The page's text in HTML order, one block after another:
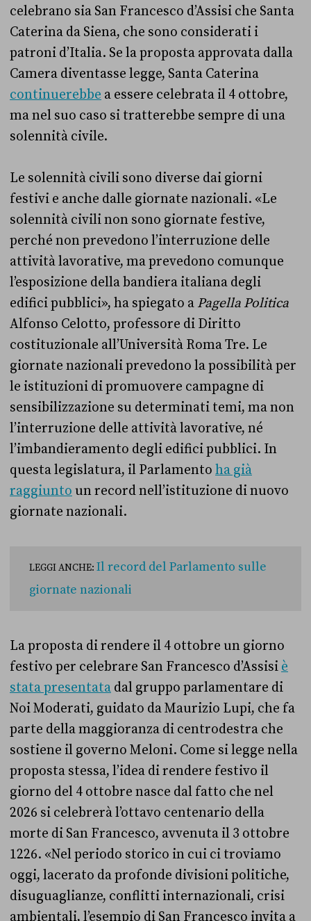
celebrano sia San Francesco d’Assisi che Santa
Caterina da Siena, che sono considerati i
patroni d’Italia. Se la proposta approvata dalla
Camera diventasse legge, Santa Caterina
continuerebbe a essere celebrata il 4 ottobre,
ma nel suo caso si tratterebbe sempre di una
solennità civile.
Le solennità civili sono diverse dai giorni
festivi e anche dalle giornate nazionali. «Le
solennità civili non sono giornate festive,
perché non prevedono l’interruzione delle
attività lavorative, ma prevedono comunque
l’esposizione della bandiera italiana degli
edifici pubblici», ha spiegato a Pagella Politica
Alfonso Celotto, professore di Diritto
costituzionale all’Università Roma Tre. Le
giornate nazionali prevedono la possibilità per
le istituzioni di promuovere campagne di
sensibilizzazione su determinati temi, ma non
l’interruzione delle attività lavorative, né
l’imbandieramento degli edifici pubblici. In
questa legislatura, il Parlamento ha già
raggiunto un record nell’istituzione di nuovo
giornate nazionali.
LEGGI ANCHE: Il record del Parlamento sulle
giornate nazionali
La proposta di rendere il 4 ottobre un giorno
festivo per celebrare San Francesco d’Assisi è
stata presentata dal gruppo parlamentare di
Noi Moderati, guidato da Maurizio Lupi, che fa
parte della maggioranza di centrodestra che
sostiene il governo Meloni. Come si legge nella
proposta stessa, l’idea di rendere festivo il
giorno del 4 ottobre nasce dal fatto che nel
2026 si celebrerà l’ottavo centenario della
morte di San Francesco, avvenuta il 3 ottobre
1226. «Nel periodo storico in cui ci troviamo
oggi, lacerato da profonde divisioni politiche,
disuguaglianze, conflitti internazionali, crisi
ambientali, l’esempio di San Francesco invita a